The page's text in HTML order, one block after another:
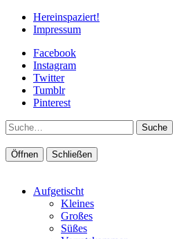
Hereinspaziert!
Impressum
Facebook
Instagram
Twitter
Tumblr
Pinterest
Suche
Öffnen Schließen
Aufgetischt
Kleines
Großes
Süßes